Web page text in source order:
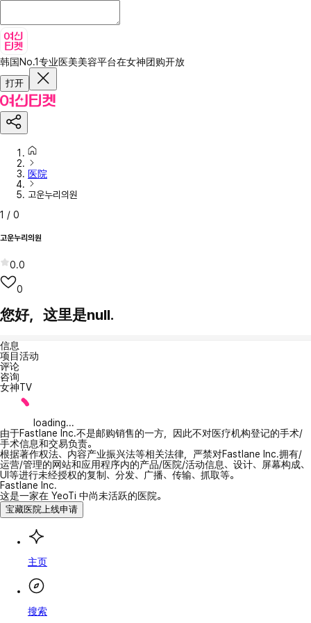
韩国No.1专业医美美容平台在女神团购开放
打开
医院
고운누리의원
1 / 0
고운누리의원
0.0
0
您好，这里是null.
信息
项目活动
评论
咨询
女神TV
loading...
由于Fastlane Inc.不是邮购销售的一方，因此不对医疗机构登记的手术/
手术信息和交易负责。
根据著作权法、内容产业振兴法等相关法律，严禁对Fastlane Inc.拥有/
运营/管理的网站和应用程序内的产品/医院/活动信息、设计、屏幕构成、
UI等进行未经授权的复制、分发、广播、传输、抓取等。
Fastlane Inc.
这是一家在 YeoTi 中尚未活跃的医院。
宝藏医院上线申请
主页
搜索